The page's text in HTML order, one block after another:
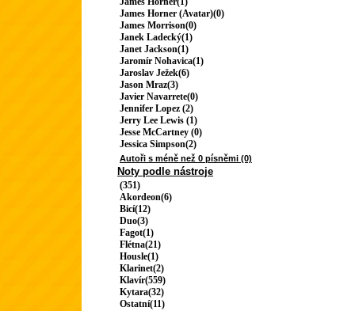
James Horner (Avatar)(0)
James Morrison(0)
Janek Ladecký(1)
Janet Jackson(1)
Jaromír Nohavica(1)
Jaroslav Ježek(6)
Jason Mraz(3)
Javier Navarrete(0)
Jennifer Lopez (2)
Jerry Lee Lewis (1)
Jesse McCartney (0)
Jessica Simpson(2)
Autoři s méně než 0 písněmi (0)
Noty podle nástroje
(351)
Akordeon(6)
Bicí(12)
Duo(3)
Fagot(1)
Flétna(21)
Housle(1)
Klarinet(2)
Klavír(559)
Kytara(32)
Ostatní(11)